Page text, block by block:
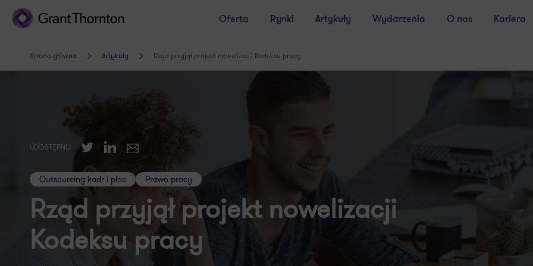
Oferta Rynki Artykuły Wydarzenia O nas Kariera
Strona główna Artykuły Rząd przyjął projekt nowelizacji Kodeksu pracy
UDOSTĘPNIJ TwitterLinkedIn
E-mail
Outsourcing kadr i płac Prawo pracy
Rząd przyjął projekt nowelizacji
Kodeksu pracy